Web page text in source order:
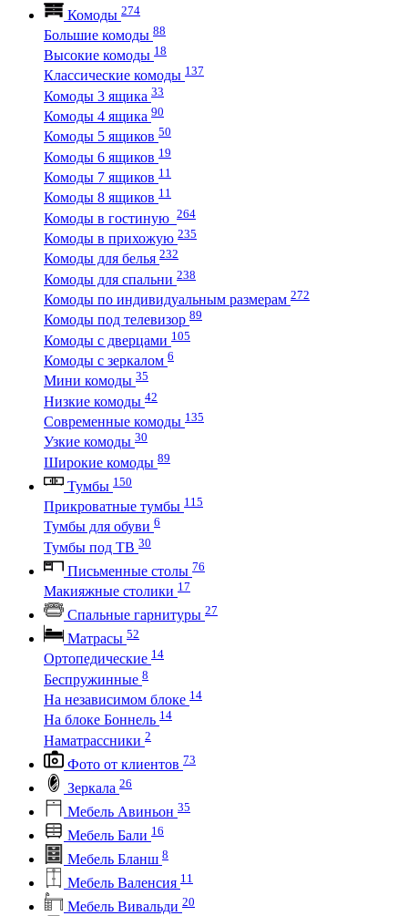
Комоды 274
Большие комоды 88
Высокие комоды 18
Классические комоды 137
Комоды 3 ящика 33
Комоды 4 ящика 90
Комоды 5 ящиков 50
Комоды 6 ящиков 19
Комоды 7 ящиков 11
Комоды 8 ящиков 11
Комоды в гостиную 264
Комоды в прихожую 235
Комоды для белья 232
Комоды для спальни 238
Комоды по индивидуальным размерам 272
Комоды под телевизор 89
Комоды с дверцами 105
Комоды с зеркалом 6
Мини комоды 35
Низкие комоды 42
Современные комоды 135
Узкие комоды 30
Широкие комоды 89
Тумбы 150
Прикроватные тумбы 115
Тумбы для обуви 6
Тумбы под ТВ 30
Письменные столы 76
Макияжные столики 17
Спальные гарнитуры 27
Матрасы 52
Ортопедические 14
Беспружинные 8
На независимом блоке 14
На блоке Боннель 14
Наматрассники 2
Фото от клиентов 73
Зеркала 26
Мебель Авиньон 35
Мебель Бали 16
Мебель Бланш 8
Мебель Валенсия 11
Мебель Вивальди 20